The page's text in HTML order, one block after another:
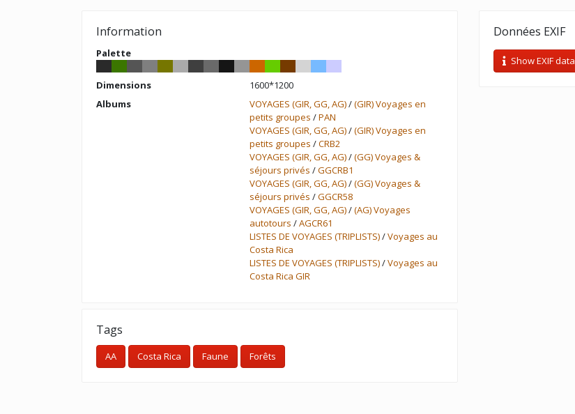
Information
Palette
Dimensions
1600*1200
Albums
VOYAGES (GIR, GG, AG)/(GIR) Voyages en
petits groupes /PAN
VOYAGES (GIR, GG, AG)/(GIR) Voyages en
petits groupes /CRB2
VOYAGES (GIR, GG, AG)/(GG) Voyages &
séjours privés /GGCRB1
VOYAGES (GIR, GG, AG)/(GG) Voyages &
séjours privés /GGCR58
VOYAGES (GIR, GG, AG)/(AG) Voyages
autotours /AGCR61
LISTES DE VOYAGES (TRIPLISTS)/Voyages au
Costa Rica
LISTES DE VOYAGES (TRIPLISTS)/Voyages au
Costa Rica GIR
Tags
AA Costa Rica Faune Forêts
Données EXIF
Show EXIF data